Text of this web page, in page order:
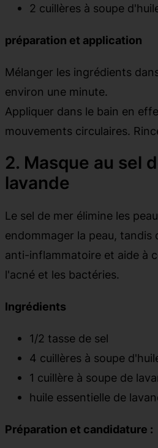
2 cuillères à soupe
préparation et application
Mélanger les ingrédients
environ une minute.
Appliquer dans le bain en
mouvements circulaires.
2. Masque au sel
lavande
Le sel de mer élimine les
endommager la peau, tandis
anti-inflammatoire et aide à
l'acné et les bactéries.
Ingrédients
1/2 tasse de sel
4 cuillères à soupe
1 cuillère à soupe de
huile essentielle de
Préparation et candidature :